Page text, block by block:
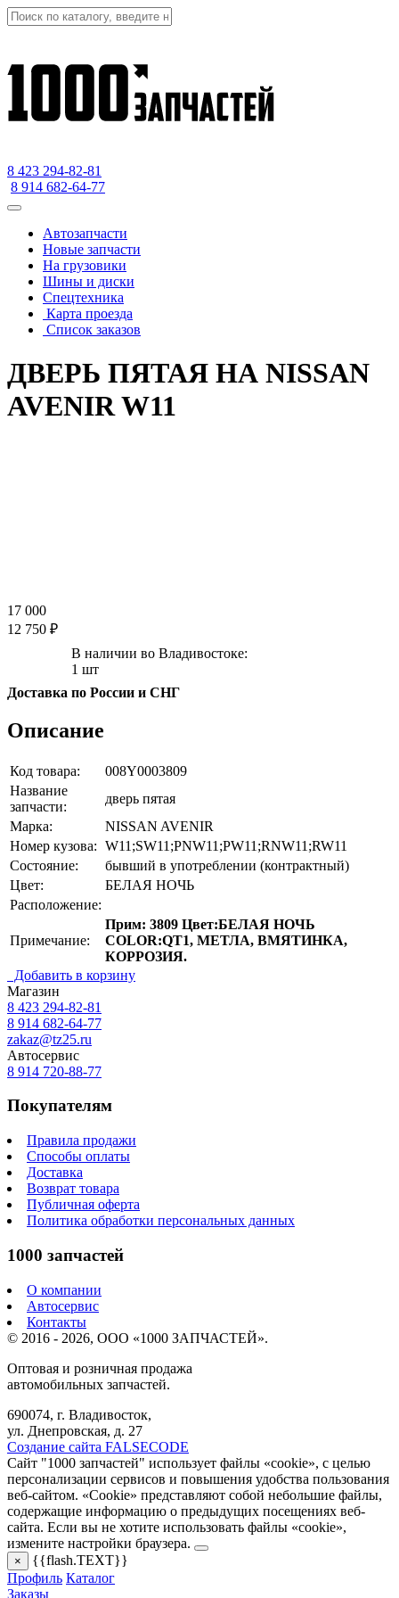
8 423 294-82-81
8 914 682-64-77
Автозапчасти
Новые запчасти
На грузовики
Шины и диски
Спецтехника
Карта проезда
Список заказов
ДВЕРЬ ПЯТАЯ НА NISSAN
AVENIR W11
17 000
12 750 ₽
В наличии во Владивостоке:
1 шт
Доставка по России и СНГ
Описание
Код товара:
008Y0003809
Название
запчасти:
дверь пятая
Марка:
NISSAN AVENIR
Номер кузова: W11;SW11;PNW11;PW11;RNW11;RW11
Состояние:
бывший в употреблении (контрактный)
Цвет:
БЕЛАЯ НОЧЬ
Расположение:
Примечание:
Прим: 3809 Цвет:БЕЛАЯ НОЧЬ
COLOR:QT1, МЕТЛА, ВМЯТИНКА,
КОРРОЗИЯ.
Добавить в корзину
Магазин
8 423 294-82-81
8 914 682-64-77
zakaz@tz25.ru
Автосервис
8 914 720-88-77
Покупателям
Правила продажи
Способы оплаты
Доставка
Возврат товара
Публичная оферта
Политика обработки персональных данных
1000 запчастей
О компании
Автосервис
Контакты
© 2016 - 2026, ООО «1000 ЗАПЧАСТЕЙ».
Оптовая и розничная продажа
автомобильных запчастей.
690074, г. Владивосток,
ул. Днепровская, д. 27
Создание сайта FALSECODE
Сайт "1000 запчастей" использует файлы «cookie», с целью
персонализации сервисов и повышения удобства пользования
веб-сайтом. «Cookie» представляют собой небольшие файлы,
содержащие информацию о предыдущих посещениях веб-
сайта. Если вы не хотите использовать файлы «cookie»,
измените настройки браузера.
×
{{flash.TEXT}}
Профиль Каталог
Заказы